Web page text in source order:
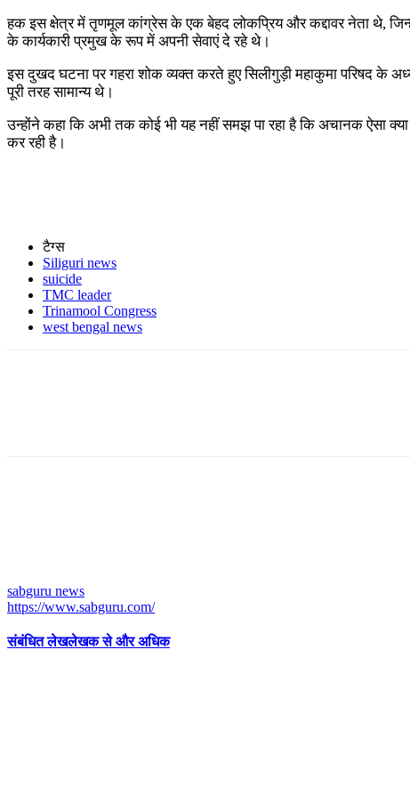
हक इस क्षेत्र में तृणमूल कांग्रेस के एक बेहद लोकप्रिय और कद्दावर नेता थे,
के कार्यकारी प्रमुख के रूप में अपनी सेवाएं दे रहे थे।
इस दुखद घटना पर गहरा शोक व्यक्त करते हुए सिलीगुड़ी महाकुमा परिषद के
पूरी तरह सामान्य थे।
उन्होंने कहा कि अभी तक कोई भी यह नहीं समझ पा रहा है कि अचानक ऐसा
कर रही है।
टैग्स
Siliguri news
suicide
TMC leader
Trinamool Congress
west bengal news
sabguru news
https://www.sabguru.com/
संबंधित लेखलेखक से और अधिक